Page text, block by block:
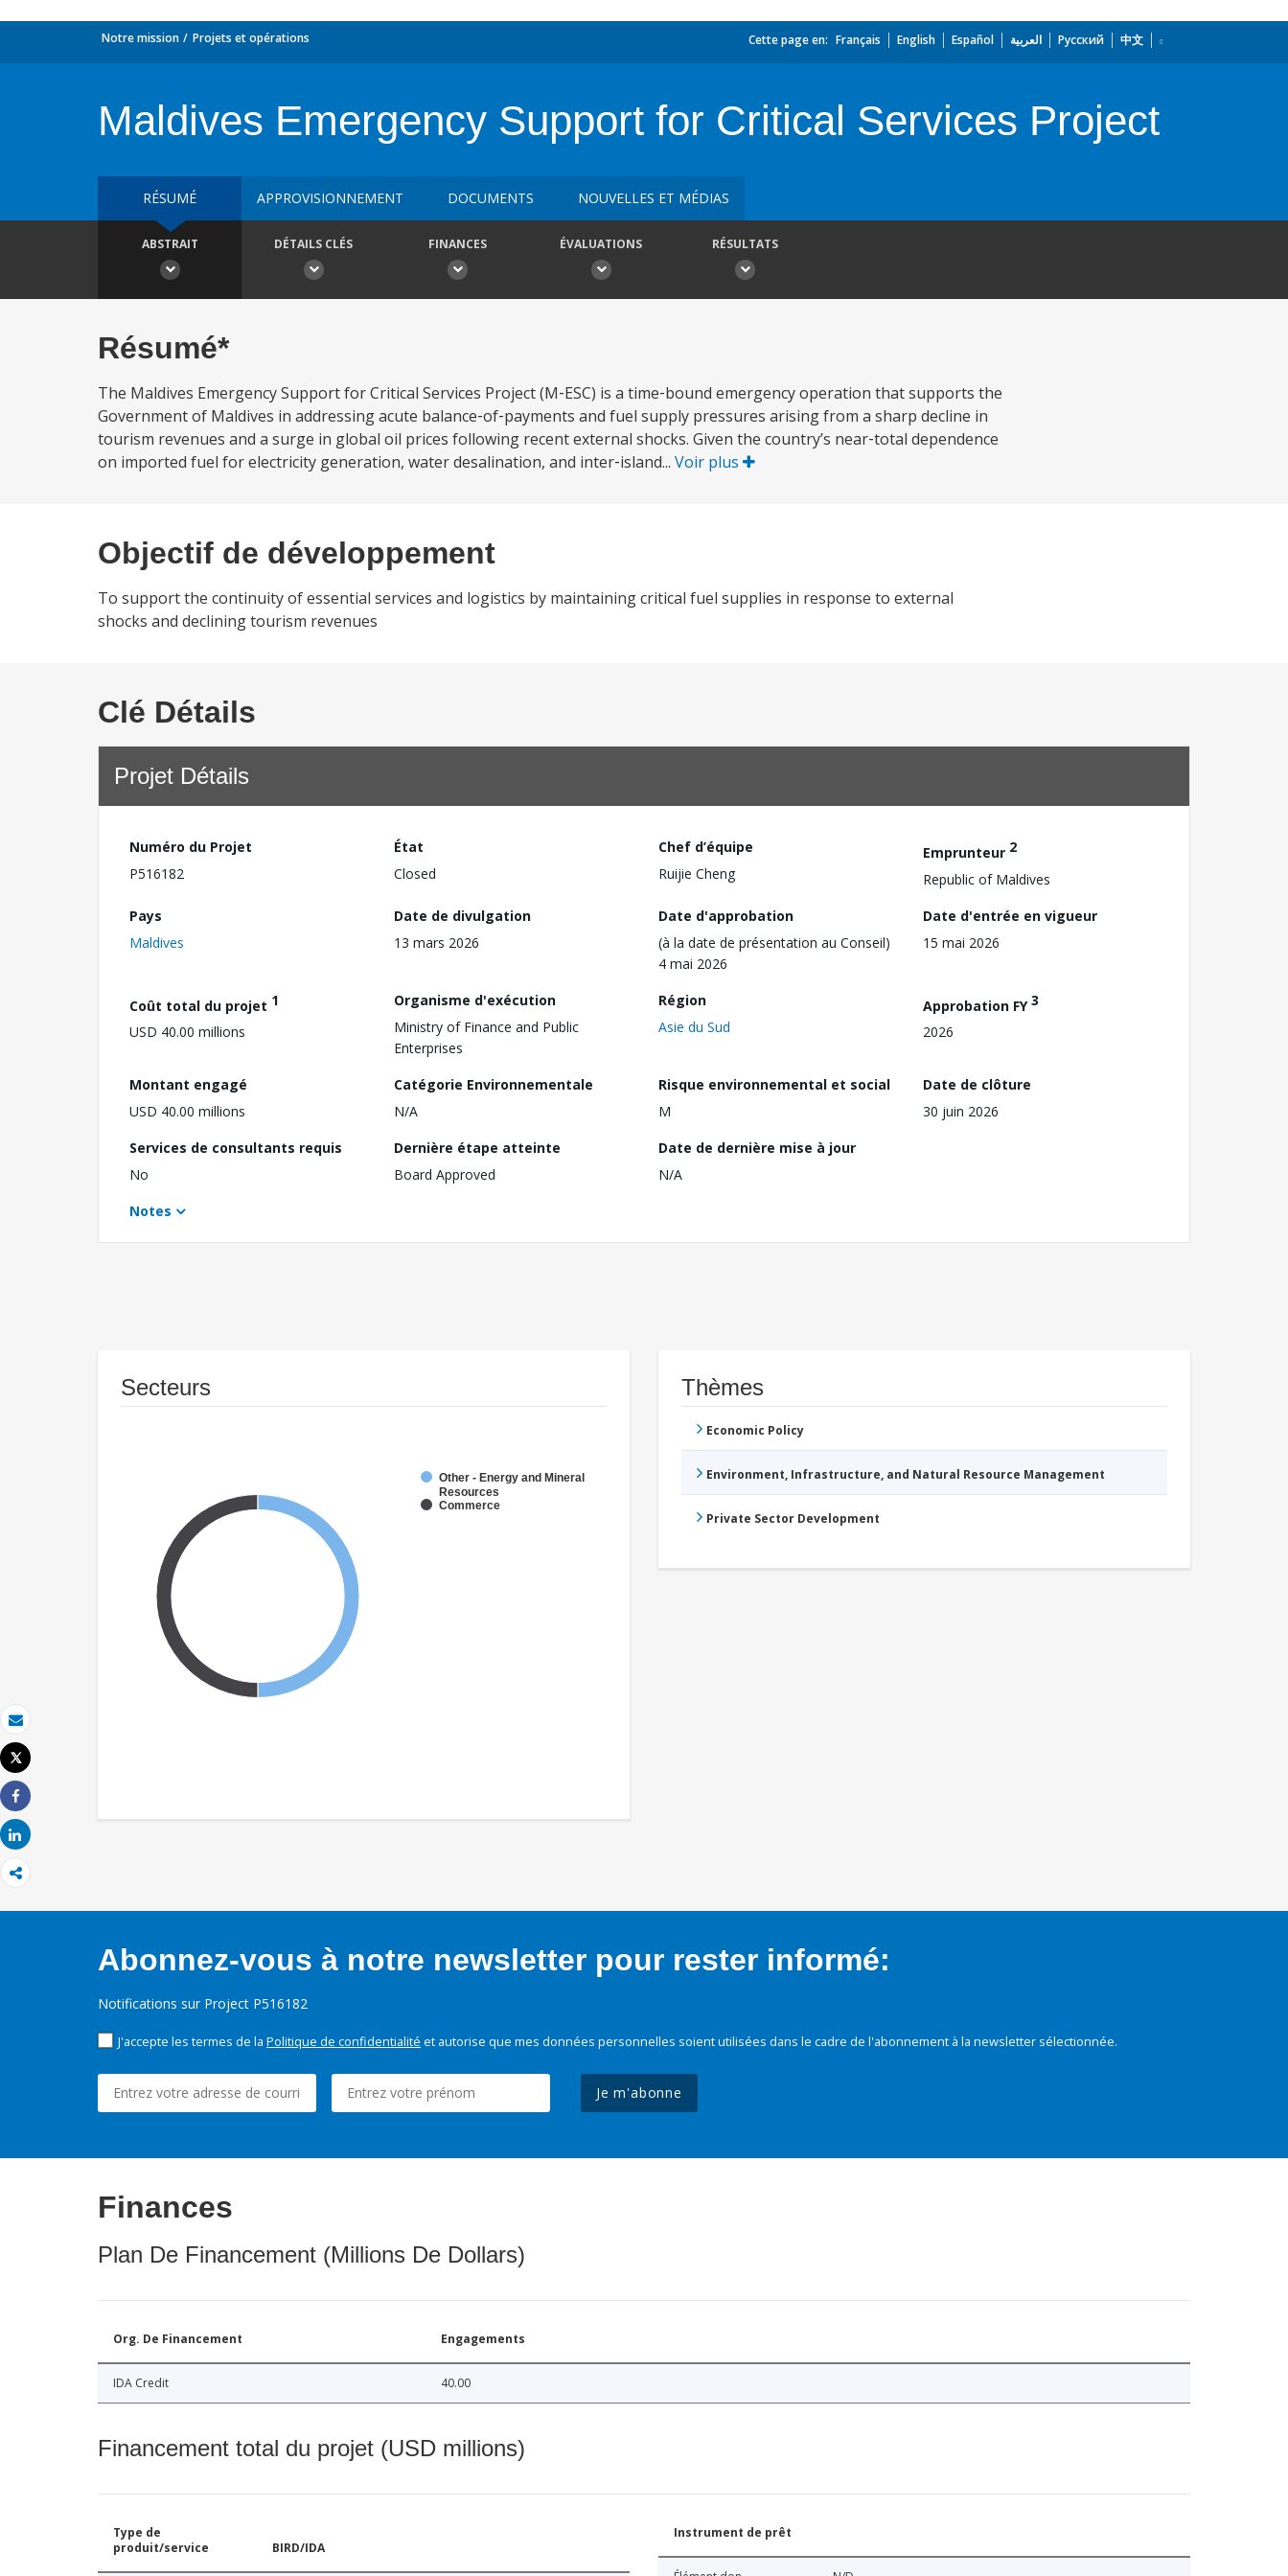
Email
Imprimer
Tweet
Share
Share
Notre mission Projets et opérations Cette page en: Français English Español العربية Русский 中文
Maldives Emergency Support for Critical Services Project
RÉSUMÉ APPROVISIONNEMENT DOCUMENTS NOUVELLES ET MÉDIAS
ABSTRAIT DÉTAILS CLÉS FINANCES ÉVALUATIONS RÉSULTATS
Résumé*
The Maldives Emergency Support for Critical Services Project (M‑ESC) is a time‑bound emergency operation that supports the
Government of Maldives in addressing acute balance‑of‑payments and fuel supply pressures arising from a sharp decline in
tourism revenues and a surge in global oil prices following recent external shocks. Given the country’s near‑total dependence
on imported fuel for electricity generation, water desalination, and inter‑island... Voir plus
Objectif de développement
To support the continuity of essential services and logistics by maintaining critical fuel supplies in response to external
shocks and declining tourism revenues
Clé Détails
Projet Détails
Numéro du Projet
P516182
État
Closed
Chef d’équipe
Ruijie Cheng
Emprunteur 2
Republic of Maldives
Pays
Maldives
Date de divulgation
13 mars 2026
Date d'approbation
(à la date de présentation au Conseil)
4 mai 2026
Date d'entrée en vigueur
15 mai 2026
Coût total du projet 1
USD 40.00 millions
Organisme d'exécution
Ministry of Finance and Public
Enterprises
Région
Asie du Sud
Approbation FY3
2026
Montant engagé
USD 40.00 millions
Catégorie Environnementale
N/A
Risque environnemental et social
M
Date de clôture
30 juin 2026
Services de consultants requis
No
Dernière étape atteinte
Board Approved
Date de dernière mise à jour
N/A
Notes
Secteurs
Other - Energy and Mineral
Resources
Commerce
Thèmes
Economic Policy
Environment, Infrastructure, and Natural Resource Management
Private Sector Development
Abonnez-vous à notre newsletter pour rester informé:
Notifications sur Project P516182
J'accepte les termes de la Politique de confidentialité et autorise que mes données personnelles soient utilisées dans le cadre de l'abonnement à la newsletter sélectionnée.
Je m'abonne
Finances
Plan De Financement (Millions De Dollars)
Org. De Financement Engagements
IDA Credit 40.00
Financement total du projet (USD millions)
Type de
produit/service
BIRD/IDA
Instrument de prêt